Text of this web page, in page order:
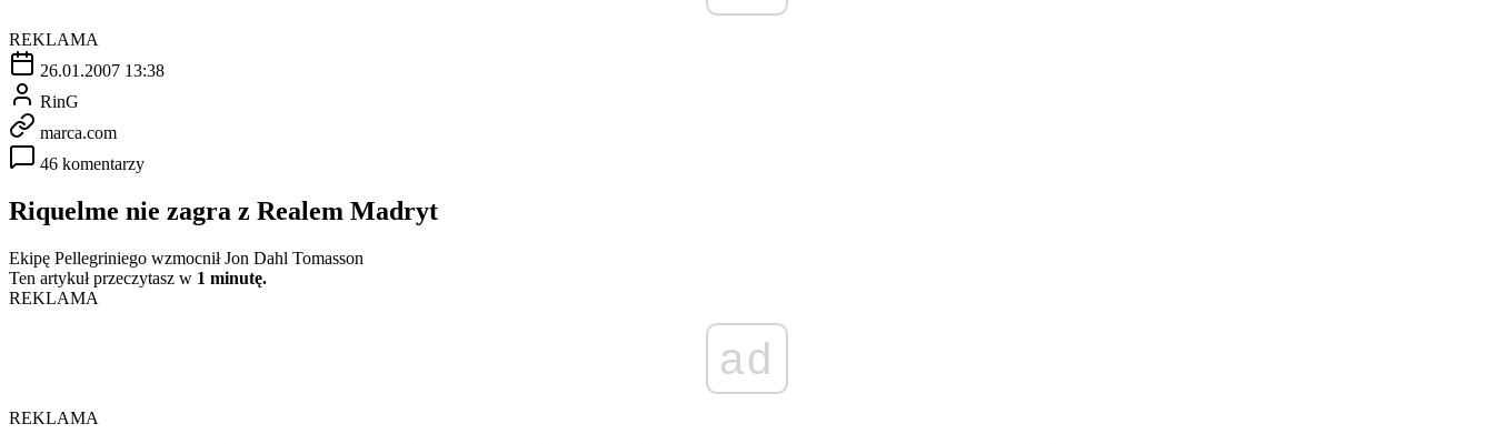
REKLAMA
26.01.2007 13:38
RinG
marca.com
46 komentarzy
Riquelme nie zagra z Realem Madryt
Ekipę Pellegriniego wzmocnił Jon Dahl Tomasson
Ten artykuł przeczytasz w 1 minutę.
REKLAMA
ad
REKLAMA